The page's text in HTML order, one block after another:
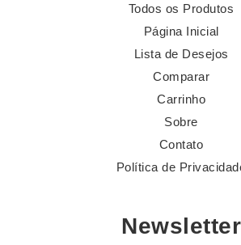
Todos os Produtos
Página Inicial
Lista de Desejos
Comparar
Carrinho
Sobre
Contato
Política de
Newsletter